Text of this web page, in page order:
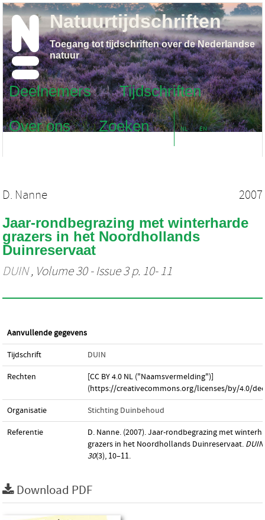
Deelnemers
Tijdschriften
Over ons
Zoeken NL EN
Natuurtijdschriften
Toegang tot tijdschriften over de Nederlandse
natuur
D. Nanne 2007
Jaar-rondbegrazing met winterharde
grazers in het Noordhollands
Duinreservaat
DUIN, Volume 30 - Issue 3 p. 10- 11
Aanvullende gegevens
Tijdschrift DUIN
Rechten
[CC BY 4.0 NL ("Naamsvermelding")]
(https://creativecommons.org/licenses/by/4.0/
Organisatie Stichting Duinbehoud
Referentie
D. Nanne. (2007). Jaar-rondbegrazing met
grazers in het Noordhollands Duinreservaat. DUIN
30(3), 10–11.
Download PDF